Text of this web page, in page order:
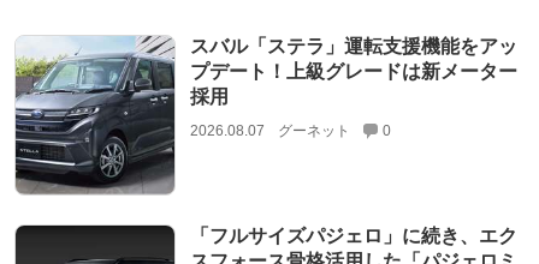
スバル「ステラ」運転支援機能をアッ
プデート！上級グレードは新メーター
採用
2026.08.07 グーネット 0
「フルサイズパジェロ」に続き、エク